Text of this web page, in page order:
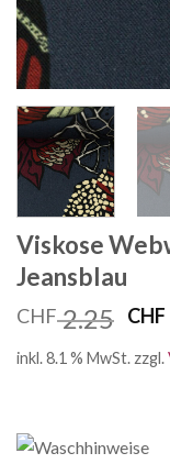
Viskose
Jeansblau
CHF2.25 CHF
inkl. 8.1 % MwSt. zzgl.